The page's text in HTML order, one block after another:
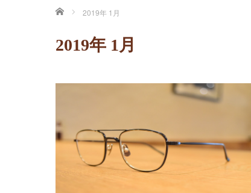
ホーム 2019年 1月
2019年 1月